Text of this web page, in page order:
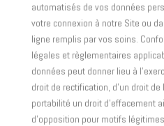
automatisés de vos données
votre connexion à notre Site ou
ligne remplis par vos soins.
légales et règlementaires
données peut donner lieu à
droit de rectification, d’un droit
portabilité un droit d’effacement
d’opposition pour motifs